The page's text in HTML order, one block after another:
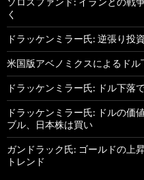
く
ドラッケンミラー氏: 逆張り投
米国版アベノミクスによるド
ドラッケンミラー氏: ドル下落
ドラッケンミラー氏: ドルの価
ブル、日本株は買い
ガンドラック氏: ゴールドの上
トレンド